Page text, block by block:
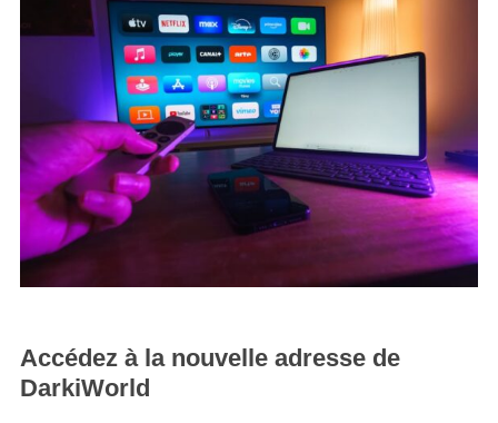
Accédez à la nouvelle adresse de
DarkiWorld